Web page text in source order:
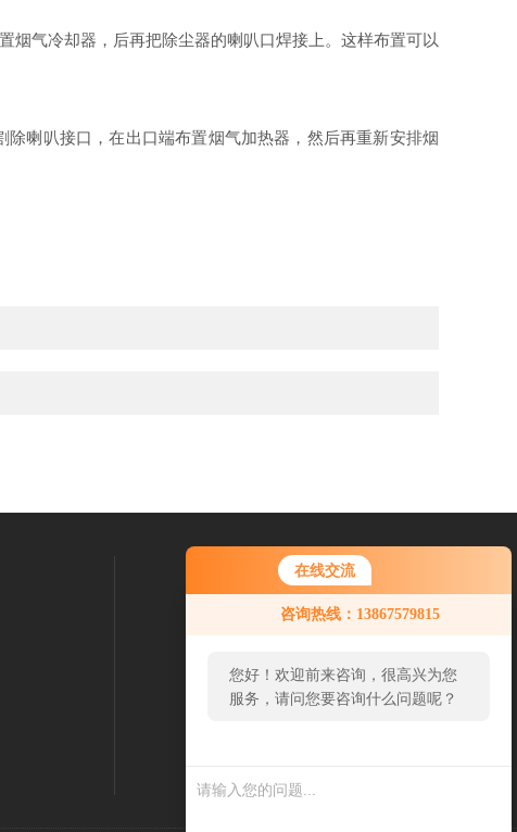
在线交流
咨询热线：13867579815
您好！欢迎前来咨询，很高兴为您
服务，请问您要咨询什么问题呢？
气冷却器，后再把除尘器的喇叭口焊接上。这样布置可以
喇叭接口，在出口端布置烟气加热器，然后再重新安排烟
邮件联系我们：
13867579815@163.com